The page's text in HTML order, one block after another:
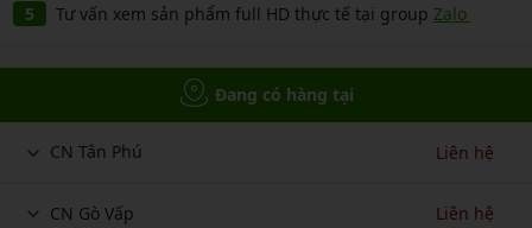
Tư vấn xem sản phẩm full HD thực tế tại group Zalo
Đang có hàng tại
CN Tân Phú Liên hệ
CN Gò Vấp Liên hệ